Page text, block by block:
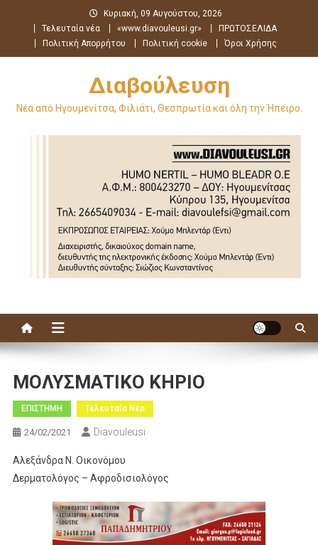
περιεχόμενο
Κυριακή, 09 Αυγούστου, 2026
Τελευταία νέα
«www.diavouleusi.gr»
ΠΡΩΤΟΣΕΛΙΔΑ
Πολιτική Απορρήτου
Πολιτική cookie Όροι Χρήσης
Διαβούλευση
Νέα από Ηγουμενίτσα, Φιλιάτι, Θεσπρωτία και όλη την Ήπειρο.
ΜΟΛΥΣΜΑΤΙΚΟ ΚΗΡΙΟ
ΕΠΙΣΤΗΜΗ Τελευταία Νέα
24/02/2021 Diavouleusi
Αλεξάνδρα Ν. Οικονόµου
Δερµατολόγος – Αφροδισιολόγος